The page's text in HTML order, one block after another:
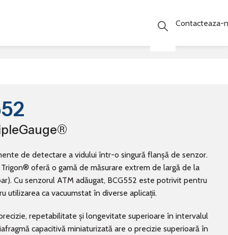
Contacteaza-
de detectare a vidului într-o singură flanșă de senzor.
oferă o gamă de măsurare extrem de largă de la
Cu senzorul ATM adăugat, BCG552 este potrivit pentru
utilizarea ca vacuumstat în diverse aplicații.
repetabilitate și longevitate superioare în intervalul
capacitivă miniaturizată are o precizie superioară în